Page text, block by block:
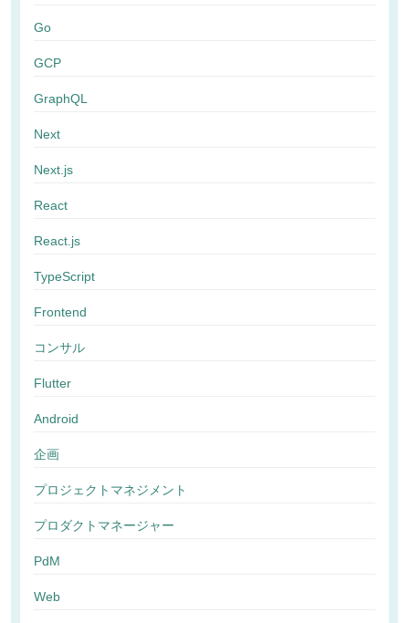
Go
GCP
GraphQL
Next
Next.js
React
React.js
TypeScript
Frontend
コンサル
Flutter
Android
企画
プロジェクトマネジメント
プロダクトマネージャー
PdM
Web